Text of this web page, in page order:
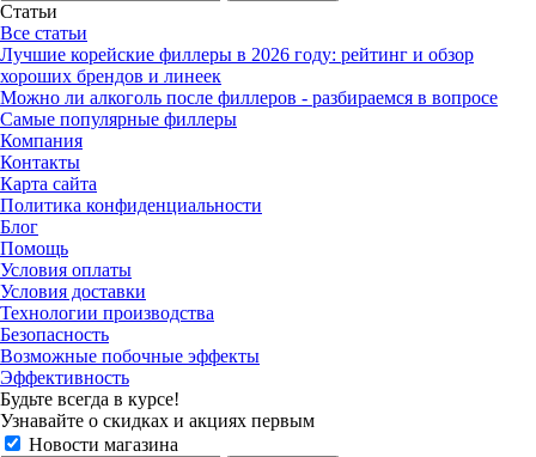
Статьи
Все статьи
Лучшие корейские филлеры в 2026 году: рейтинг и обзор
хороших брендов и линеек
Можно ли алкоголь после филлеров - разбираемся в вопросе
Самые популярные филлеры
Компания
Контакты
Карта сайта
Политика конфиденциальности
Блог
Помощь
Условия оплаты
Условия доставки
Технологии производства
Безопасность
Возможные побочные эффекты
Эффективность
Будьте всегда в курсе!
Узнавайте о скидках и акциях первым
Новости магазина